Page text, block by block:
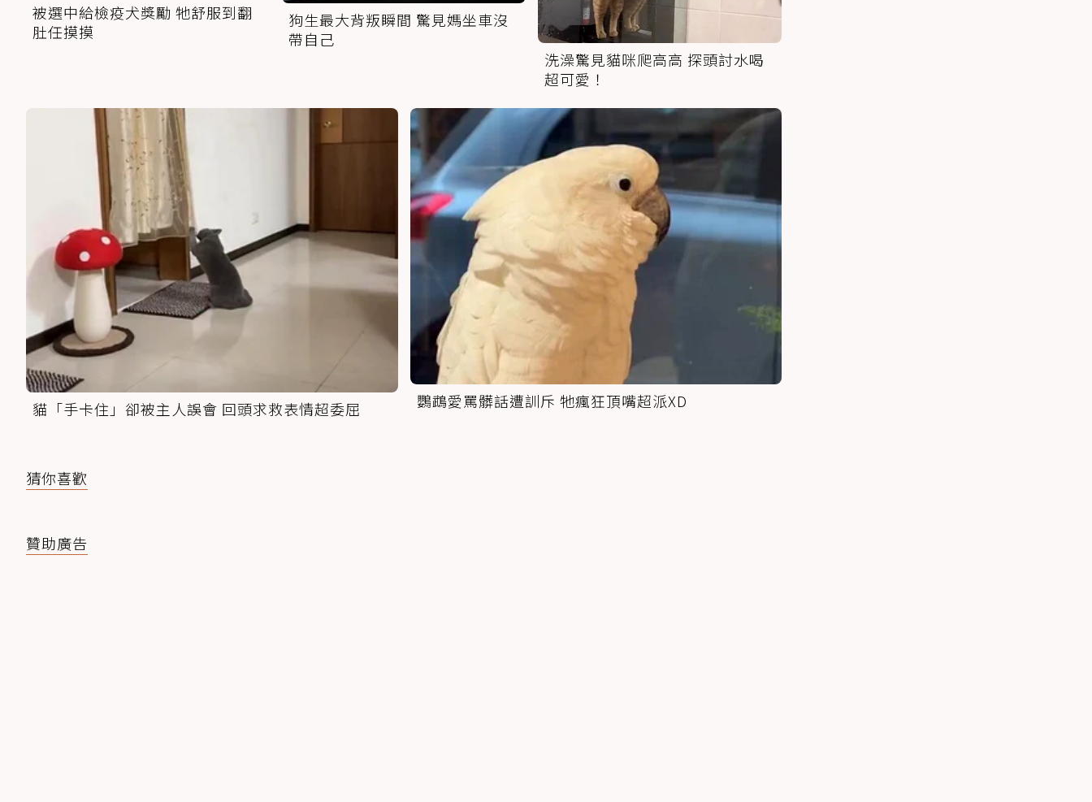
被選中給檢疫犬獎勵 牠舒服到翻
肚任摸摸
狗生最大背叛瞬間 驚見媽坐車沒
帶自己
洗澡驚見貓咪爬高高 探頭討水喝
超可愛！
貓「手卡住」卻被主人誤會 回頭求救表情超委屈 鸚鵡愛罵髒話遭訓斥 牠瘋狂頂嘴超派XD
猜你喜歡
贊助廣告